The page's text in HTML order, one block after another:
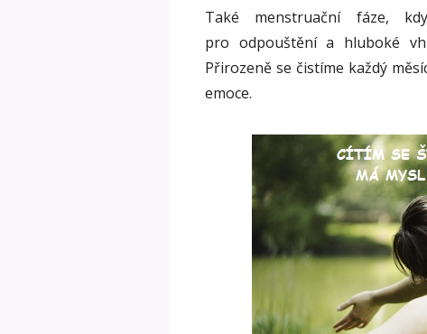
Také menstruační fáze,
pro odpouštění a hluboké
Přirozeně se čistíme každý
emoce.